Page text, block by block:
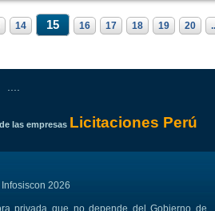
14 15 16 17 18 19 20
las empresas Licitaciones Perú
Infosiscon 2026
privada que no depende del Gobierno de